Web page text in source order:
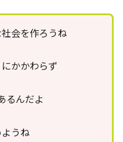
会を作ろうね
かかわらず
るんだよ
うね